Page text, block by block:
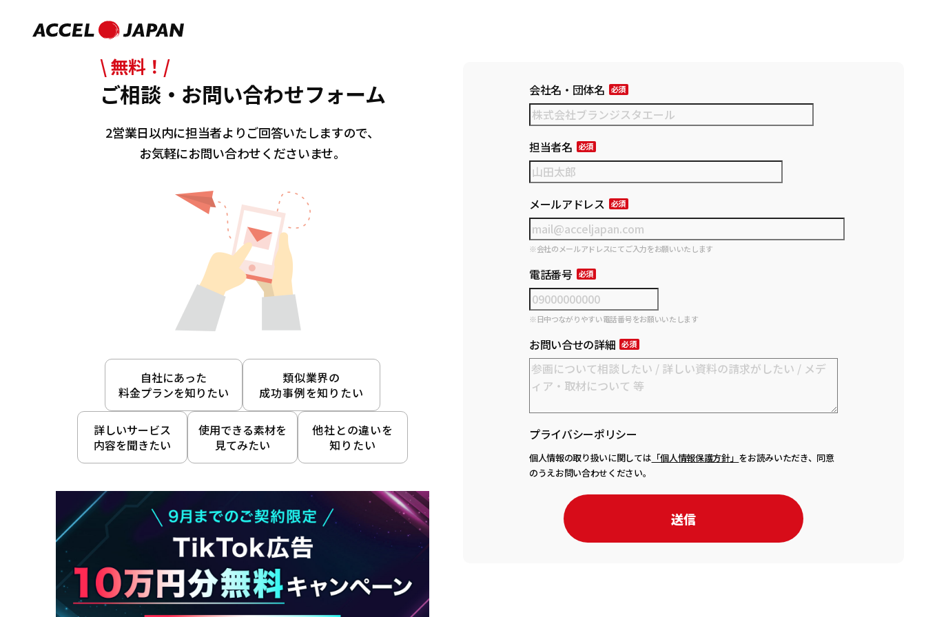
\ 無料！/
ご相談・お問い合わせフォーム
2営業日以内に担当者よりご回答いたしますので、
お気軽にお問い合わせくださいませ。
自社にあった
料金プランを知りたい
類似業界の
成功事例を知りたい
詳しいサービス
内容を聞きたい
使用できる素材を
見てみたい
他社との違いを
知りたい
会社名・団体名
担当者名
メールアドレス
※会社のメールアドレスにてご入力をお願いいたします
電話番号
※日中つながりやすい電話番号をお願いいたします
お問い合せの詳細
プライバシーポリシー
個人情報の取り扱いに関しては 「個人情報保護方針」 をお読みいただき、同意
のうえお問い合わせください。